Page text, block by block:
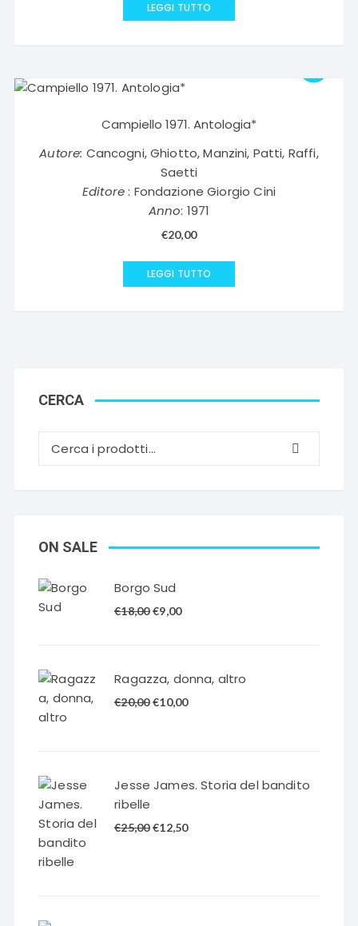
LEGGI TUTTO
Campiello 1971. Antologia*
Autore: Cancogni, Ghiotto, Manzini, Patti, Raffi,
Saetti
Editore: Fondazione Giorgio Cini
Anno: 1971
€20,00
LEGGI TUTTO
CERCA
ON SALE
Borgo Sud
€18,00 Il
€18,00.
€9,00Il
€9,00.
Ragazza, donna, altro
€20,00 Il
€20,00.
€10,00Il
€10,00.
Jesse James. Storia del bandito
ribelle
€25,00 Il
€12,50Il